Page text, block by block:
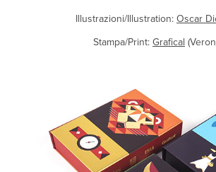
Illustrazioni/Illustration: Oscar
Stampa/Print: Grafical